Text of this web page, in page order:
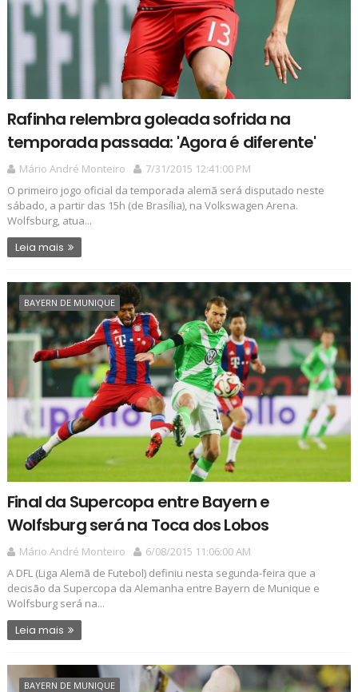
Rafinha relembra goleada sofrida na
temporada passada: 'Agora é diferente'
Mário André Monteiro
7/31/2015 12:41:00 PM
O primeiro jogo oficial da temporada alemã será disputado neste
sábado, a partir das 15h (de Brasília), na Volkswagen Arena.
Wolfsburg, atua...
Leia mais
BAYERN DE MUNIQUE
Final da Supercopa entre Bayern e
Wolfsburg será na Toca dos Lobos
Mário André Monteiro
6/08/2015 11:06:00 AM
A DFL (Liga Alemã de Futebol) definiu nesta segunda-feira que a
decisão da Supercopa da Alemanha entre Bayern de Munique e
Wolfsburg será na...
Leia mais
BAYERN DE MUNIQUE